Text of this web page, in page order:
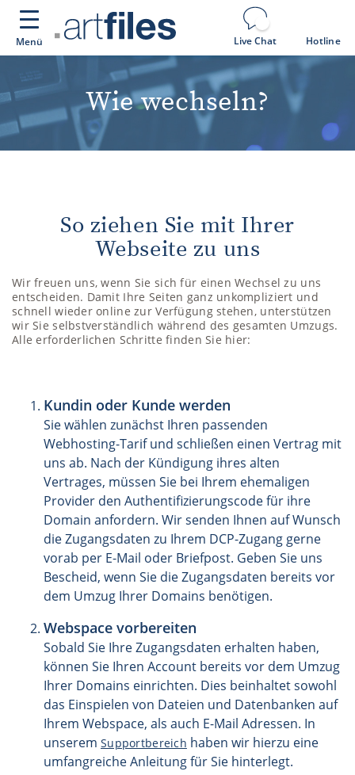
Cookie-Einstellungen
Menü Live Chat Hotline
Wie wechseln?
So ziehen Sie mit Ihrer
Webseite zu uns
Wir freuen uns, wenn Sie sich für einen Wechsel zu uns
entscheiden. Damit Ihre Seiten ganz unkompliziert und
schnell wieder online zur Verfügung stehen, unterstützen
wir Sie selbstverständlich während des gesamten Umzugs.
Alle erforderlichen Schritte finden Sie hier:
Kundin oder Kunde werden
Sie wählen zunächst Ihren passenden
Webhosting-Tarif und schließen einen Vertrag mit
uns ab. Nach der Kündigung ihres alten
Vertrages, müssen Sie bei Ihrem ehemaligen
Provider den Authentifizierungscode für ihre
Domain anfordern. Wir senden Ihnen auf Wunsch
die Zugangsdaten zu Ihrem DCP-Zugang gerne
vorab per E-Mail oder Briefpost. Geben Sie uns
Bescheid, wenn Sie die Zugangsdaten bereits vor
dem Umzug Ihrer Domains benötigen.
Webspace vorbereiten
Sobald Sie Ihre Zugangsdaten erhalten haben,
können Sie Ihren Account bereits vor dem Umzug
Ihrer Domains einrichten. Dies beinhaltet sowohl
das Einspielen von Dateien und Datenbanken auf
Ihrem Webspace, als auch E-Mail Adressen. In
unserem Supportbereich haben wir hierzu eine
umfangreiche Anleitung für Sie hinterlegt.